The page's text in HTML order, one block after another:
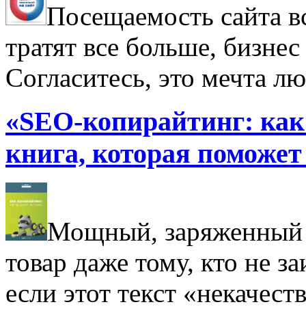
Посещаемость сайта
тратят все больше,
Согласитесь, это мечта
«SEO-копирайтинг:
книга, которая
Мощный, заряженный
товар даже тому, кто не
если этот текст